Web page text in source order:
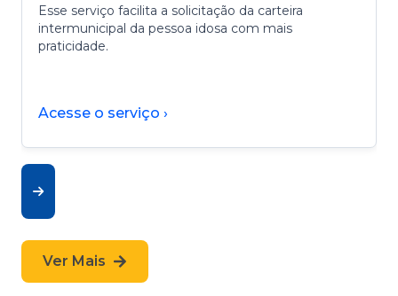
Esse serviço facilita a solicitação da carteira
intermunicipal da pessoa idosa com mais
praticidade.
Acesse o serviço ›
Ver Mais